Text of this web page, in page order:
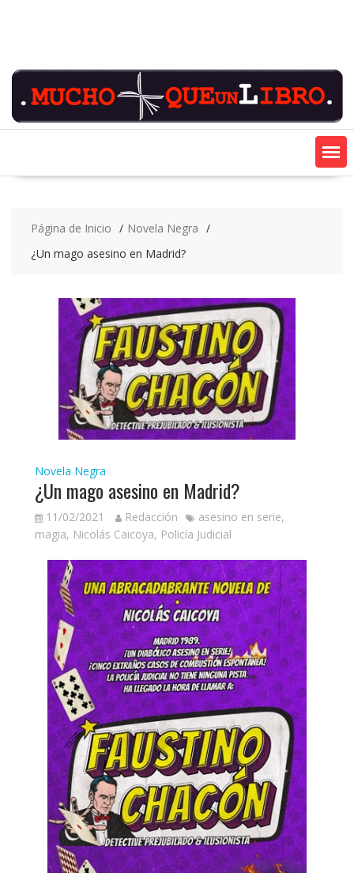
Página de Inicio
Novela Negra
¿Un mago asesino en Madrid?
Novela Negra
¿Un mago asesino en Madrid?
11/02/2021 Redacción asesino en serie,
magia, Nicolás Caicoya, Policía Judicial